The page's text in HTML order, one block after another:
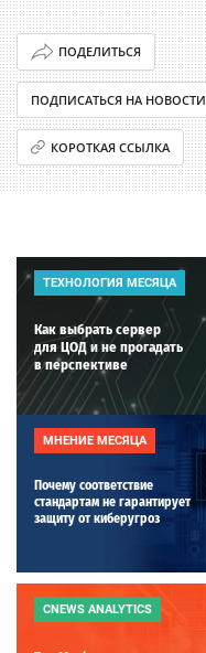
ПОДЕЛИТЬСЯ
ПОДПИСАТЬСЯ НА НОВОСТИ
КОРОТКАЯ ССЫЛКА
ТЕХНОЛОГИЯ МЕСЯЦА
Как выбрать сервер
для ЦОД и не прогадать
в перспективе
МНЕНИЕ МЕСЯЦА
Почему соответствие
стандартам не гарантирует
защиту от киберугроз
CNEWS ANALYTICS